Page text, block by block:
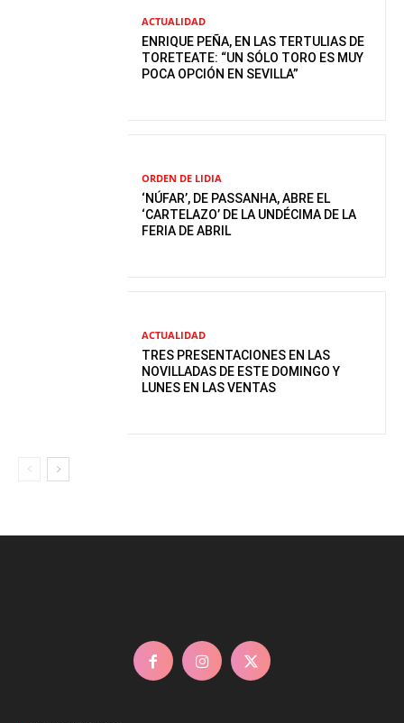
ACTUALIDAD
ENRIQUE PEÑA, EN LAS TERTULIAS DE
TORETEATE: “UN SÓLO TORO ES MUY
POCA OPCIÓN EN SEVILLA”
ORDEN DE LIDIA
‘NÚFAR’, DE PASSANHA, ABRE EL
‘CARTELAZO’ DE LA UNDÉCIMA DE LA
FERIA DE ABRIL
ACTUALIDAD
TRES PRESENTACIONES EN LAS
NOVILLADAS DE ESTE DOMINGO Y
LUNES EN LAS VENTAS